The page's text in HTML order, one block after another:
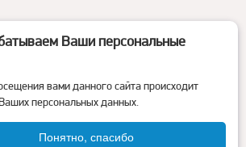
Ваши персональные
вами данного сайта происходит
персональных данных.
Понятно, спасибо